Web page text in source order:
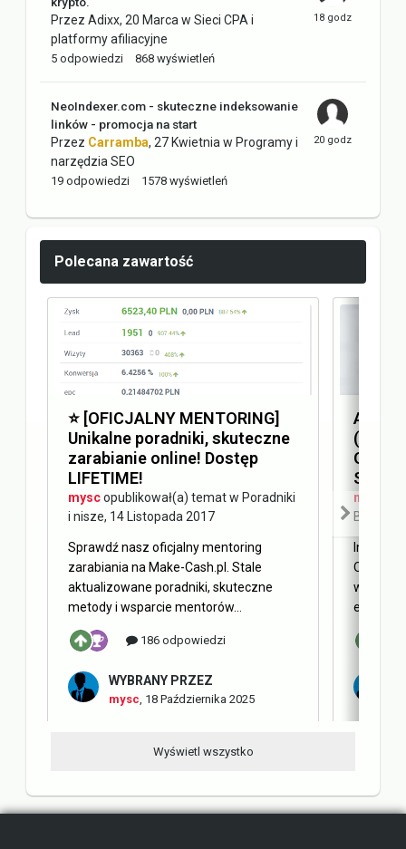
Przez Adixx, 20 Marca w Sieci CPA i
platformy afiliacyjne
5 odpowiedzi 868 wyświetleń
NeoIndexer.com - skuteczne indeksowanie
linków - promocja na start
Przez Carramba, 27 Kwietnia w Programy i
narzędzia SEO
19 odpowiedzi 1578 wyświetleń
Polecana zawartość
⭐️ [OFICJALNY MENTORING]
Unikalne poradniki, skuteczne
zarabianie online! Dostęp
LIFETIME!
myscopublikował(a) temat w Poradniki
i nisze, 14 Listopada 2017
Sprawdź nasz oficjalny mentoring
zarabiania na Make-Cash.pl. Stale
aktualizowane poradniki, skuteczne
metody i wsparcie mentorów...
186 odpowiedzi
WYBRANY PRZEZ
mysc 18 Października 2025
(AEO)
SEO
mysc
Blog
Internet
Obecnie
w
Wyświetl wszystko